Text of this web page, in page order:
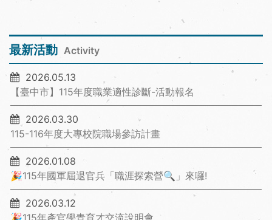
最新活動 Activity
2026.05.13
【臺中市】115年度職業適性診斷-活動報名
2026.03.30
115-116年度大專校院職場參訪計畫
2026.01.08
🎉115年國軍屆退官兵「職涯探索營🔍」來囉!
2026.03.12